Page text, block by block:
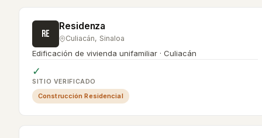
RE
Residenza
Culiacán, Sinaloa
Edificación de vivienda unifamiliar · Culiacán
✓
SITIO VERIFICADO
Construcción Residencial